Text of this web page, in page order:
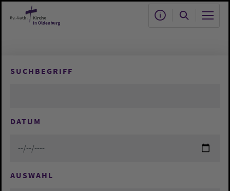
Zum Hauptinhalt springen
SUCHBEGRIFF
DATUM
AUSWAHL